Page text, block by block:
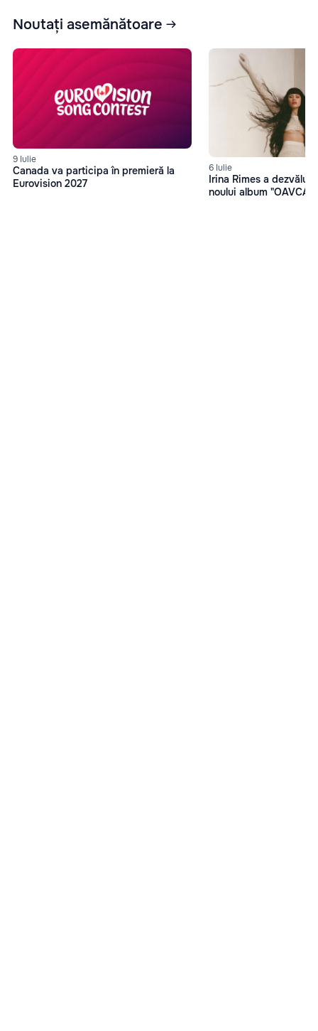
Noutați asemănătoare
9 Iulie
Canada va participa în premieră la
Eurovision 2027
6 Iulie
Irina Rimes a
noului album